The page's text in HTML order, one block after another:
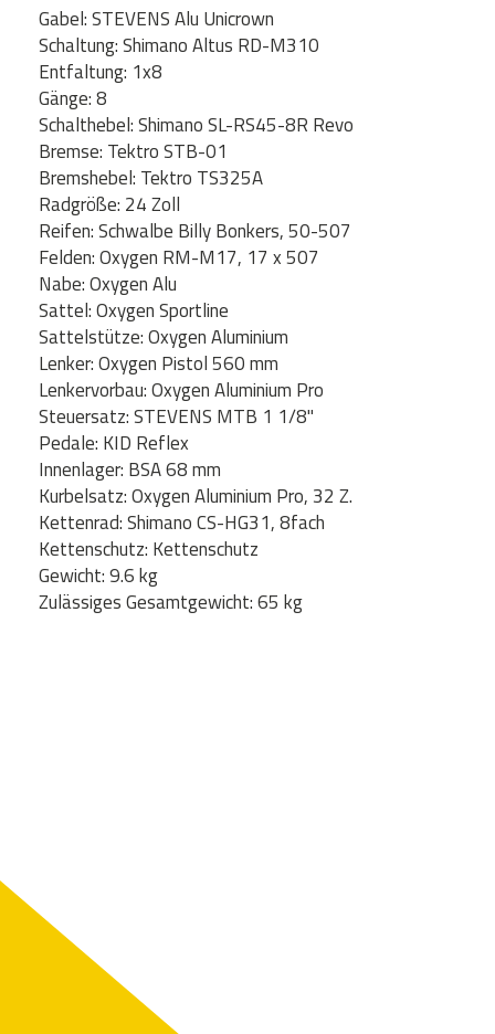
Gabel: STEVENS Alu Unicrown
Schaltung: Shimano Altus RD-M310
Entfaltung: 1x8
Gänge: 8
Schalthebel: Shimano SL-RS45-8R Revo
Bremse: Tektro STB-01
Bremshebel: Tektro TS325A
Radgröße: 24 Zoll
Reifen: Schwalbe Billy Bonkers, 50-507
Felden: Oxygen RM-M17, 17 x 507
Nabe: Oxygen Alu
Sattel: Oxygen Sportline
Sattelstütze: Oxygen Aluminium
Lenker: Oxygen Pistol 560 mm
Lenkervorbau: Oxygen Aluminium Pro
Steuersatz: STEVENS MTB 1 1/8"
Pedale: KID Reflex
Innenlager: BSA 68 mm
Kurbelsatz: Oxygen Aluminium Pro, 32 Z.
Kettenrad: Shimano CS-HG31, 8fach
Kettenschutz: Kettenschutz
Gewicht: 9.6 kg
Zulässiges Gesamtgewicht: 65 kg